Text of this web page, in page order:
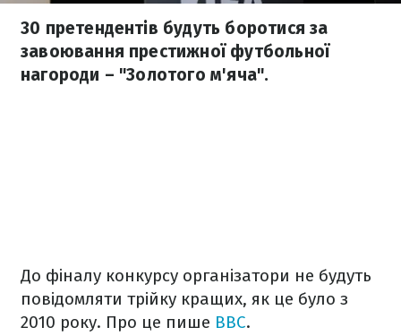
30 претендентів будуть боротися за
завоювання престижної футбольної
нагороди – "Золотого м'яча".
До фіналу конкурсу організатори не будуть
повідомляти трійку кращих, як це було з
2010 року. Про це пише BBC.